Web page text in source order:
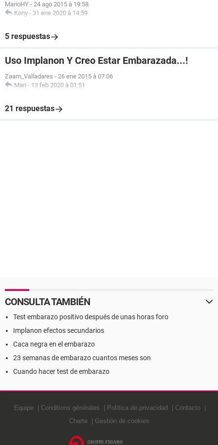
MarioHY - 24 ago 2015 à 19:58
Kony - 31 ene 2020 à 14:59
5 respuestas
Uso Implanon Y Creo Estar Embarazada...!
Zaam_Valladares - 26 ene 2015 à 07:06
Mari - 13 feb 2020 à 01:51
21 respuestas
CONSULTA TAMBIÉN
Test embarazo positivo después de unas horas foro
Implanon efectos secundarios
Caca negra en el embarazo
23 semanas de embarazo cuantos meses son
Cuando hacer test de embarazo
Equipe Conditions générales Política de privacidad
Contacto
Charte
Gestión de cookies